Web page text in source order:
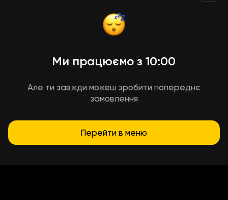
Ми працюємо з 10:00
Але ти завжди можеш зробити попереднє
замовлення
Перейти в меню